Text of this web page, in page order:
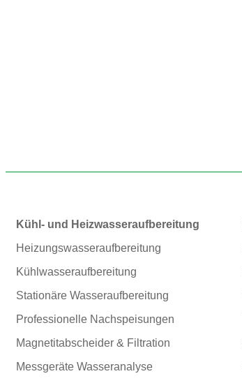
Kühl- und Heizwasser­aufbereitung
Heizungswasser­aufbereitung
Kühlwasser­aufbereitung
Stationäre Wasseraufbereitung
Professionelle Nachspeisungen
Magnetitabscheider & Filtration
Messgeräte Wasseranalyse